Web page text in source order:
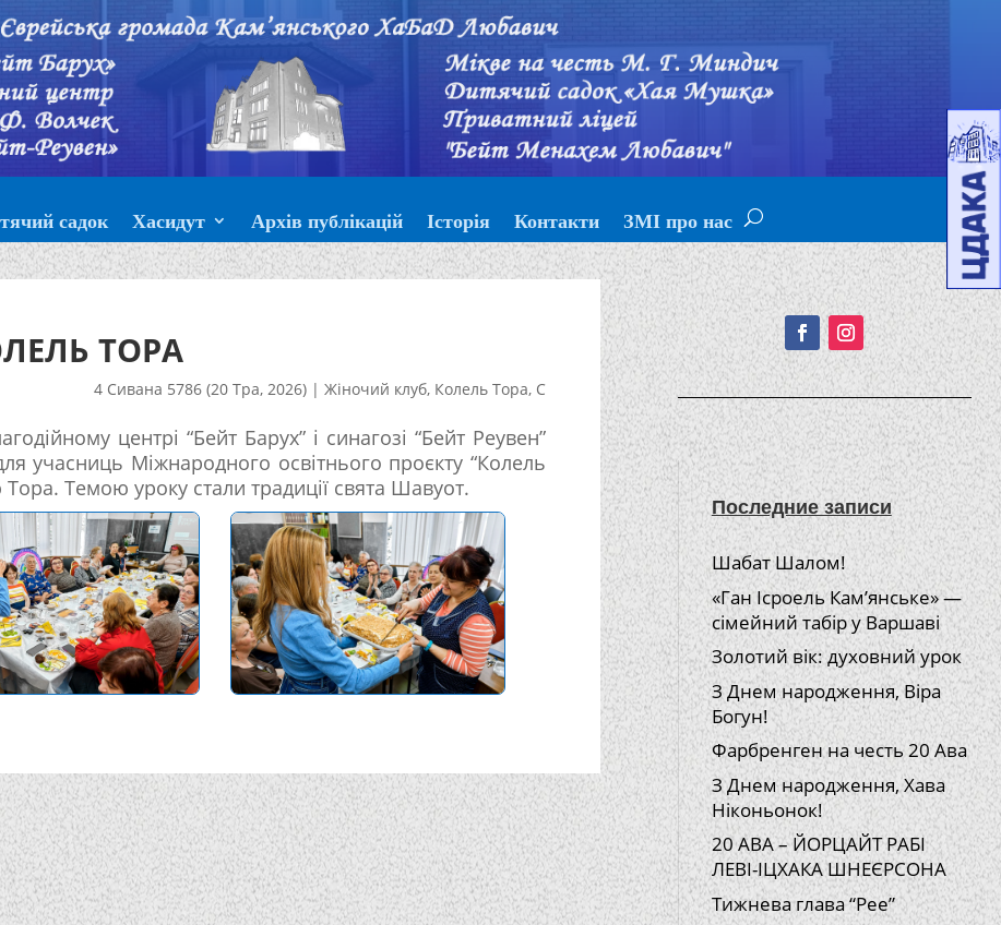
садок Хасидут Архів публікацій Історія Контакти ЗМІ про нас
ТОРА
4 Сивана 5786 (20 Тра, 2026)| Жіночий клуб, Колель Тора, С
центрі “Бейт Барух” і синагозі “Бейт Реувен”
учасниць Міжнародного освітнього проєкту “Колель
Темою уроку стали традиції свята Шавуот.
Подписывайтесь!
Последние записи
Шабат Шалом!
«Ган Ісроель Кам’янське» —
сімейний табір у Варшаві
Золотий вік: духовний урок
З Днем народження, Віра
Богун!
Фарбренген на честь 20 Ава
З Днем народження, Хава
Ніконьонок!
20 АВА – ЙОРЦАЙТ РАБІ
ЛЕВІ-ІЦХАКА ШНЕЄРСОНА
Тижнева глава “Рее”